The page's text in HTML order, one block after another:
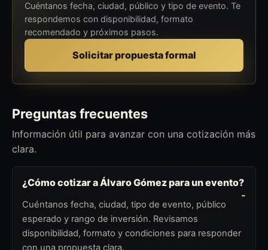
Cuéntanos fecha, ciudad, público y tipo de evento. Te
respondemos con disponibilidad, formato
recomendado y próximos pasos.
Solicitar propuesta formal
Preguntas frecuentes
Información útil para avanzar con una cotización más
clara.
¿Cómo cotizar a Álvaro Gómez para un evento?
Cuéntanos fecha, ciudad, tipo de evento, público
esperado y rango de inversión. Revisamos
disponibilidad, formato y condiciones para responder
con una propuesta clara.